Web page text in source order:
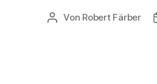
Beitragsautor
Von Robert Färber